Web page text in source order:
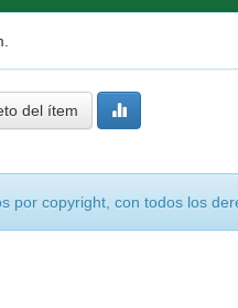
del ítem
por copyright, con todos los